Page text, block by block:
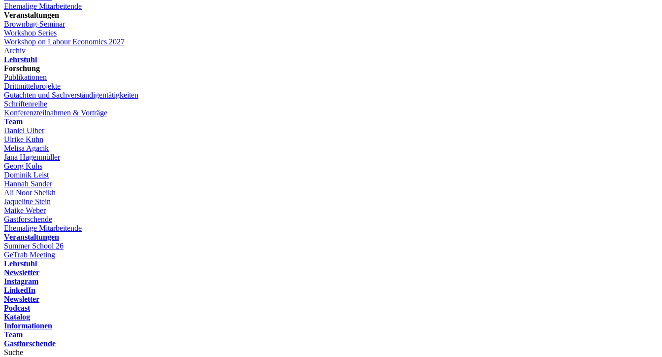
Ehemalige Mitarbeitende
Veranstaltungen
Brownbag-Seminar
Workshop Series
Workshop on Labour Economics 2027
Archiv
Lehrstuhl
Forschung
Publikationen
Drittmittelprojekte
Gutachten und Sachverständigentätigkeiten
Schriftenreihe
Konferenzteilnahmen & Vorträge
Team
Daniel Ulber
Ulrike Kuhn
Melisa Agacik
Jana Hagenmüller
Georg Kuhs
Dominik Leist
Hannah Sander
Ali Noor Sheikh
Jaqueline Stein
Maike Weber
Gastforschende
Ehemalige Mitarbeitende
Veranstaltungen
Summer School 26
GeTrab Meeting
Lehrstuhl
Newsletter
Instagram
LinkedIn
Newsletter
Podcast
Katalog
Informationen
Team
Gastforschende
Suche